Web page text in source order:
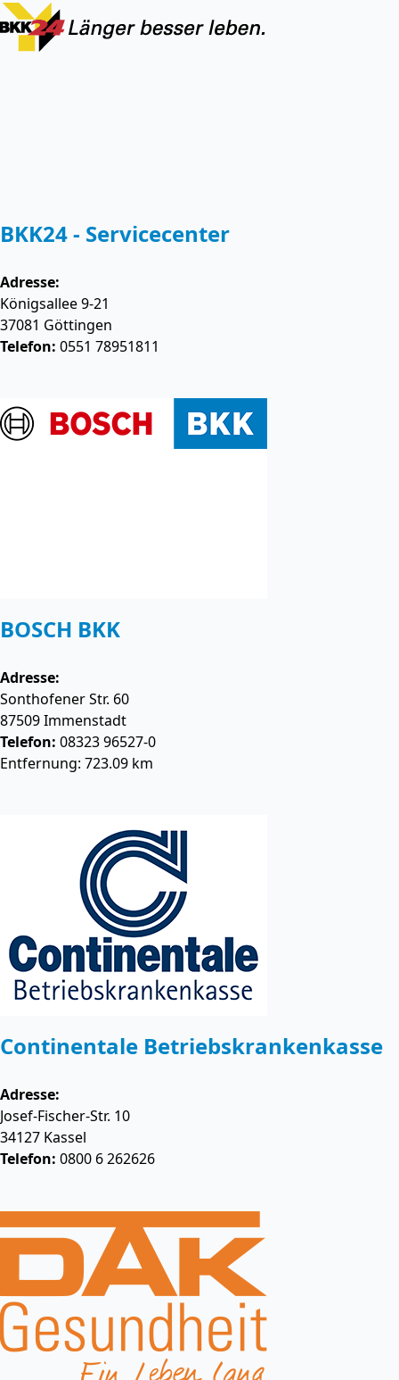
BKK24 - Servicecenter
Adresse:
Königsallee 9-21
37081 Göttingen
Telefon: 0551 78951811
BOSCH BKK
Adresse:
Sonthofener Str. 60
87509Immenstadt
Telefon: 08323 96527-0
Entfernung: 723.09 km
Continentale Betriebskrankenkasse
Adresse:
Josef-Fischer-Str. 10
34127 Kassel
Telefon: 0800 6 262626